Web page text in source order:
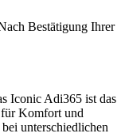
Bestätigung Ihrer
Iconic Adi365 ist das
Komfort und
unterschiedlichen